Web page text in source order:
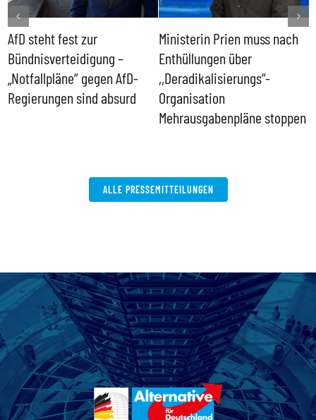
AfD steht fest zur
Bündnisverteidigung –
„Notfallpläne“ gegen AfD-
Regierungen sind absurd
Ministerin Prien muss nach
Enthüllungen über
,,Deradikalisierungs“-
Organisation
Mehrausgabenpläne stoppen
ALLE PRESSEMITTEILUNGEN